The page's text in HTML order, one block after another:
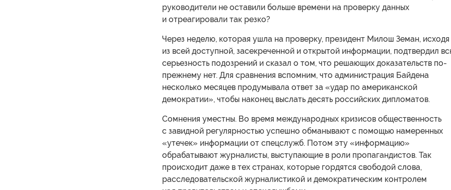
руководители не оставили больше времени на проверку данных
и отреагировали так резко?
Через неделю, которая ушла на проверку, президент Милош Земан, исходя
из всей доступной, засекреченной и открытой информации, подтвердил
серьезность подозрений и сказал о том, что решающих доказательств по-
прежнему нет. Для сравнения вспомним, что администрация Байдена
несколько месяцев продумывала ответ за «удар по американской
демократии», чтобы наконец выслать десять российских дипломатов.
Сомнения уместны. Во время международных кризисов общественность
с завидной регулярностью успешно обманывают с помощью намеренных
«утечек» информации от спецслужб. Потом эту «информацию»
обрабатывают журналисты, выступающие в роли пропагандистов. Так
происходит даже в тех странах, которые гордятся свободой слова,
расследовательской журналистикой и демократическим контролем